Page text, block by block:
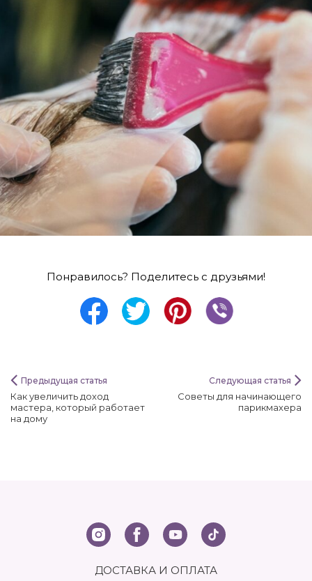
Понравилось? Поделитесь с друзьями!
Предыдущая статья
Как увеличить доход
мастера, который работает
на дому
Следующая статья
Советы для начинающего
парикмахера
ДОСТАВКА И ОПЛАТА